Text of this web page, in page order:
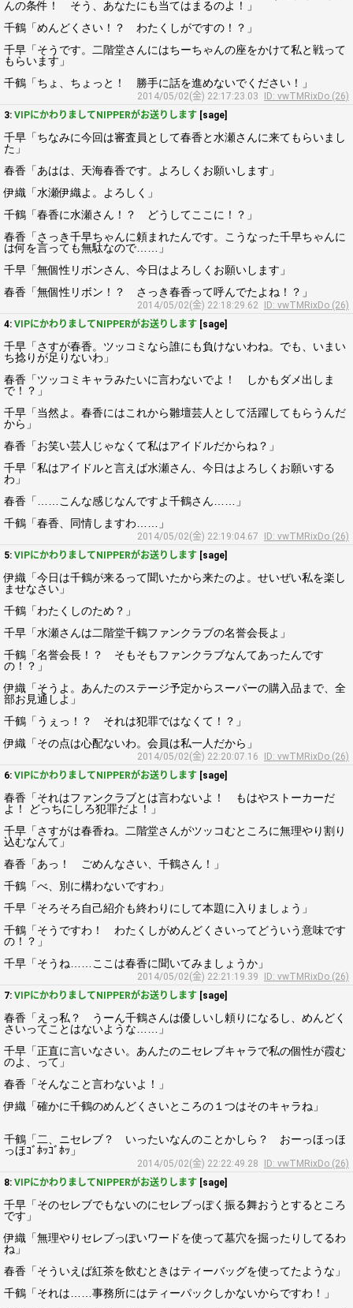
んの条件！ そう、あなたにも当てはまるのよ！」
千鶴「めんどくさい！？ わたくしがですの！？」
千早「そうです。二階堂さんにはちーちゃんの座をかけて私と戦って
もらいます」
千鶴「ちょ、ちょっと！ 勝手に話を進めないでください！」
2014/05/02(金) 22:17:23.03
ID: vwTMRixDo (26)
3: VIPにかわりましてNIPPERがお送りします [sage]
千早「ちなみに今回は審査員として春香と水瀬さんに来てもらいまし
た」
春香「あはは、天海春香です。よろしくお願いします」
伊織「水瀬伊織よ。よろしく」
千鶴「春香に水瀬さん！？ どうしてここに！？」
春香「さっき千早ちゃんに頼まれたんです。こうなった千早ちゃんに
は何を言っても無駄なので……」
千早「無個性リボンさん、今日はよろしくお願いします」
春香「無個性リボン！？ さっき春香って呼んでたよね！？」
2014/05/02(金) 22:18:29.62
ID: vwTMRixDo (26)
4: VIPにかわりましてNIPPERがお送りします [sage]
千早「さすが春香。ツッコミなら誰にも負けないわね。でも、いまい
ち捻りが足りないわ」
春香「ツッコミキャラみたいに言わないでよ！ しかもダメ出しま
で！？」
千早「当然よ。春香にはこれから雛壇芸人として活躍してもらうんだ
から」
春香「お笑い芸人じゃなくて私はアイドルだからね？」
千早「私はアイドルと言えば水瀬さん、今日はよろしくお願いする
わ」
春香「……こんな感じなんですよ千鶴さん……」
千鶴「春香、同情しますわ……」
2014/05/02(金) 22:19:04.67
ID: vwTMRixDo (26)
5: VIPにかわりましてNIPPERがお送りします [sage]
伊織「今日は千鶴が来るって聞いたから来たのよ。せいぜい私を楽し
ませなさい」
千鶴「わたくしのため？」
千早「水瀬さんは二階堂千鶴ファンクラブの名誉会長よ」
千鶴「名誉会長！？ そもそもファンクラブなんてあったんです
の！？」
伊織「そうよ。あんたのステージ予定からスーパーの購入品まで、全
部お見通しよ」
千鶴「うぇっ！？ それは犯罪ではなくて！？」
伊織「その点は心配ないわ。会員は私一人だから」
2014/05/02(金) 22:20:07.16
ID: vwTMRixDo (26)
6: VIPにかわりましてNIPPERがお送りします [sage]
春香「それはファンクラブとは言わないよ！ もはやストーカーだ
よ！ どっちにしろ犯罪だよ！」
千早「さすがは春香ね。二階堂さんがツッコむところに無理やり割り
込むなんて」
春香「あっ！ ごめんなさい、千鶴さん！」
千鶴「べ、別に構わないですわ」
千早「そろそろ自己紹介も終わりにして本題に入りましょう」
千鶴「そうですわ！ わたくしがめんどくさいってどういう意味です
の！？」
千早「そうね……ここは春香に聞いてみましょうか」
2014/05/02(金) 22:21:19.39
ID: vwTMRixDo (26)
7: VIPにかわりましてNIPPERがお送りします [sage]
春香「えっ私？ うーん千鶴さんは優しいし頼りになるし、めんどく
さいってことはないような……」
千早「正直に言いなさい。あんたのニセレブキャラで私の個性が霞む
のよ、って」
春香「そんなこと言わないよ！」
伊織「確かに千鶴のめんどくさいところの１つはそのキャラね」
千鶴「二、ニセレブ？ いったいなんのことかしら？ おーっほっほ
っほｺﾞﾎｯｺﾞﾎｯ」
2014/05/02(金) 22:22:49.28
ID: vwTMRixDo (26)
8: VIPにかわりましてNIPPERがお送りします [sage]
千早「そのセレブでもないのにセレブっぽく振る舞おうとするところ
です」
伊織「無理やりセレブっぽいワードを使って墓穴を掘ったりしてるわ
ね」
春香「そういえば紅茶を飲むときはティーバッグを使ってたような」
千鶴「それは……事務所にはティーパックしかないからですわ！」